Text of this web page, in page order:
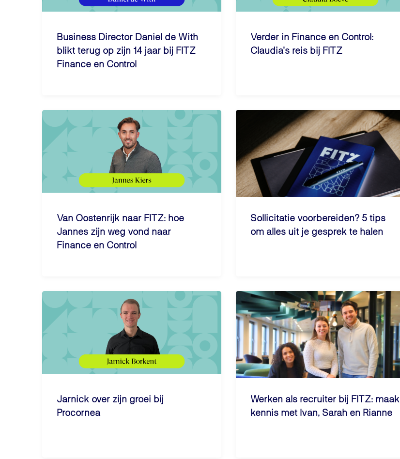
Business Director Daniel de With
blikt terug op zijn 14 jaar bij FITZ
Finance en Control
Verder in Finance en Control:
Claudia's reis bij FITZ
Van Oostenrijk naar FITZ: hoe
Jannes zijn weg vond naar
Finance en Control
Sollicitatie voorbereiden? 5 tips
om alles uit je gesprek te halen
Jarnick over zijn groei bij
Procornea
Werken als recruiter bij FITZ: maak
kennis met Ivan, Sarah en Rianne